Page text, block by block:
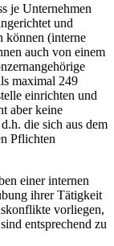
je Unternehmen
und
können (interne
auch von einem
maximal 249
einrichten und
aber keine
die sich aus dem
Pflichten
einer internen
ihrer Tätigkeit
vorliegen,
entsprechend zu